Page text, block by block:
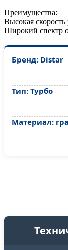
Преимущества:
Высокая скорость
Широкий спектр
Бренд: Distar
Тип: Турбо
Материал: